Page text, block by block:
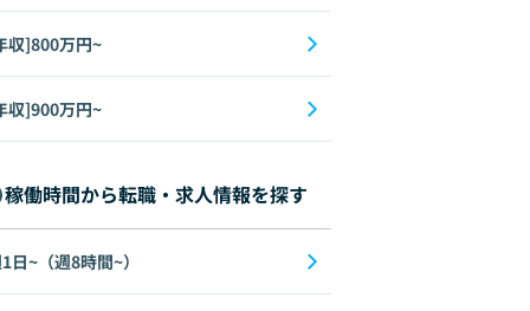
収]800万円~
収]900万円~
稼働時間から転職・求人情報を探す
日~（週8時間~）